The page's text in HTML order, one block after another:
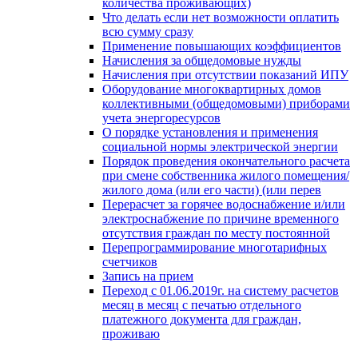
количества проживающих)
Что делать если нет возможности оплатить
всю сумму сразу
Применение повышающих коэффициентов
Начисления за общедомовые нужды
Начисления при отсутствии показаний ИПУ
Оборудование многоквартирных домов
коллективными (общедомовыми) приборами
учета энергоресурсов
О порядке установления и применения
социальной нормы электрической энергии
Порядок проведения окончательного расчета
при смене собственника жилого помещения/
жилого дома (или его части) (или перев
Перерасчет за горячее водоснабжение и/или
электроснабжение по причине временного
отсутствия граждан по месту постоянной
Перепрограммирование многотарифных
счетчиков
Запись на прием
Переход с 01.06.2019г. на систему расчетов
месяц в месяц с печатью отдельного
платежного документа для граждан,
проживаю